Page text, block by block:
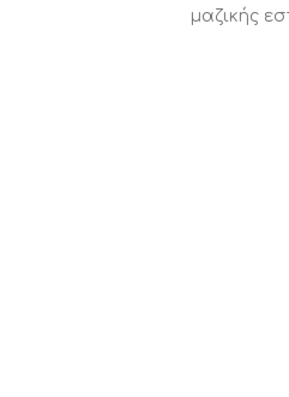
μαζικής